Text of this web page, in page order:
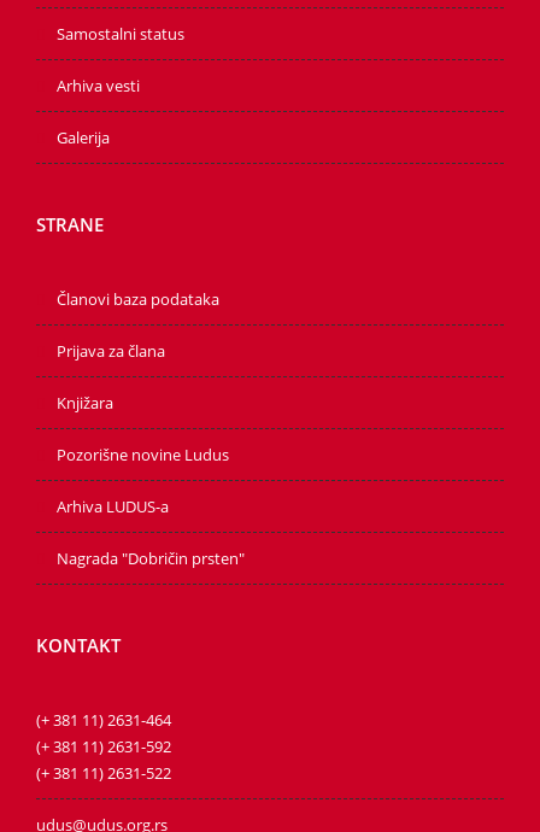
Samostalni status
Arhiva vesti
Galerija
STRANE
Članovi baza podataka
Prijava za člana
Knjižara
Pozorišne novine Ludus
Arhiva LUDUS-a
Nagrada "Dobričin prsten"
KONTAKT
(+ 381 11) 2631-464
(+ 381 11) 2631-592
(+ 381 11) 2631-522
udus@udus.org.rs